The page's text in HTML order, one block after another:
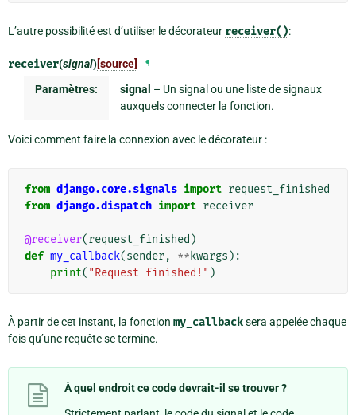
L’autre possibilité est d’utiliser le décorateur receiver():
receiver(signal)[source] ¶
Paramètres: signal – Un signal ou une liste de signaux
auxquels connecter la fonction.
Voici comment faire la connexion avec le décorateur :
from django.core.signals import request_finished
from django.dispatch import receiver
@receiver(request_finished )
def my_callback(sender, ** kwargs ):
print( "Request finished!" )
À partir de cet instant, la fonction my_callbacksera appelée chaque
fois qu’une requête se termine.
À quel endroit ce code devrait-il se trouver ?